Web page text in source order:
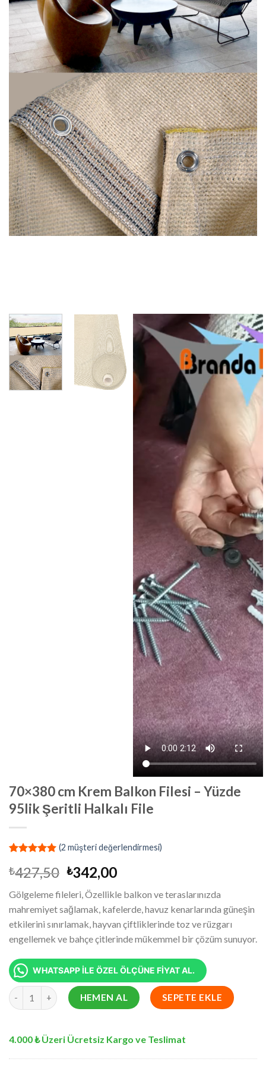
70×380 cm Krem Balkon Filesi – Yüzde
95lik Şeritli Halkalı File
puanına
dayanarak
5 üzerinden
5.00puan
aldı
(2 müşteri değerlendirmesi)
₺427,50 Orijinal
fiyat:
₺427,50.
₺342,00Şu
fiyat:
₺342,00.
Gölgeleme fileleri, Özellikle balkon ve teraslarınızda
mahremiyet sağlamak, kafelerde, havuz kenarlarında güneşin
etkilerini sınırlamak, hayvan çiftliklerinde toz ve rüzgarı
engellemek ve bahçe çitlerinde mükemmel bir çözüm sunuyor.
WHATSAPP İLE ÖZEL ÖLÇÜNE FİYAT AL.
70x380 cm Krem Balkon Filesi - Yüzde 95lik Şeritli Halkalı File
HEMEN AL SEPETE EKLE
4.000 ₺ Üzeri Ücretsiz Kargo ve Teslimat